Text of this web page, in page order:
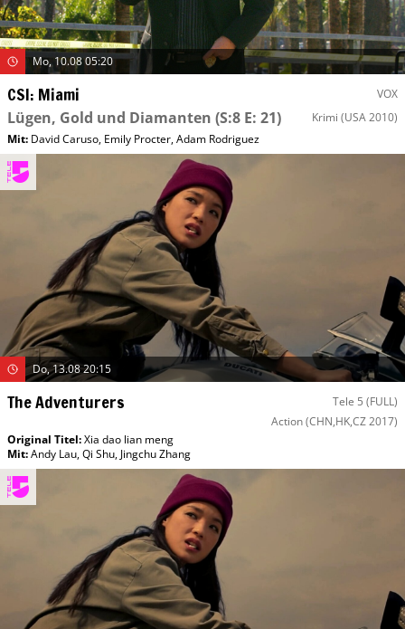
Mo, 10.08 05:20
CSI: Miami VOX
Lügen, Gold und Diamanten (S:8 E: 21) Krimi (USA 2010)
Mit: David Caruso, Emily Procter,Adam Rodriguez
Do, 13.08 20:15
The Adventurers
Tele 5 (FULL)
Action(CHN,HK,CZ 2017)
Original Titel:Xia dao lian meng
Mit:Andy Lau,Qi Shu, Jingchu Zhang